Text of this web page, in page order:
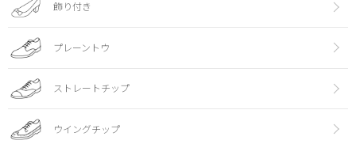
飾り付き
プレーントウ
ストレートチップ
ウイングチップ